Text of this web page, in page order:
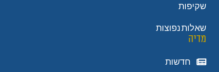
שקיפות
שאלות נפוצות
מדיה
חדשות